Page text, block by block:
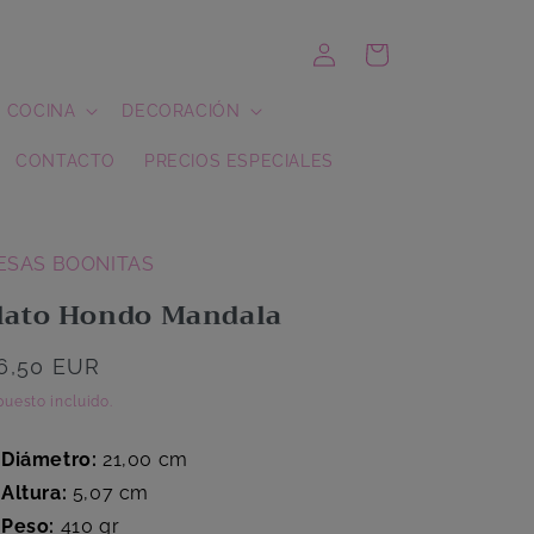
COCINA DECORACIÓN
CONTACTO PRECIOS ESPECIALES
sesión
Carrito
BOONITAS
Hondo Mandala
EUR
incluido.
Diámetro: 21,00 cm
Altura: 5,07 cm
Peso: 410 gr